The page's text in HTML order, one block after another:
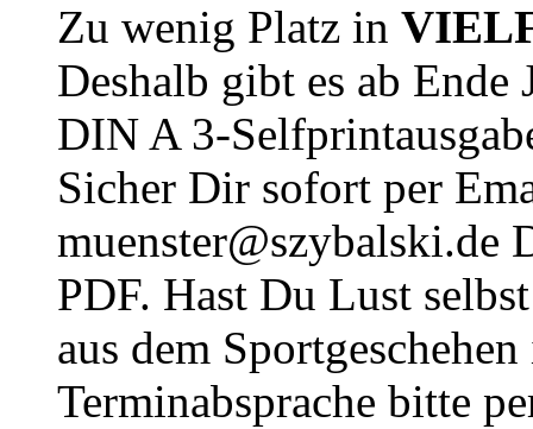
Zu wenig Platz in
Deshalb gibt es ab Ende
DIN A 3-
Sicher Dir sofort per
muenster@szybalski.de
PDF. Hast Du Lust
aus dem
Terminabsprache bitte